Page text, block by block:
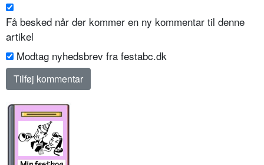
Få besked når der kommer en ny kommentar til denne
artikel
Modtag nyhedsbrev fra festabc.dk